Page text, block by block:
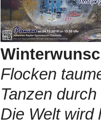
Flocken
Tanzen
Die Welt wird